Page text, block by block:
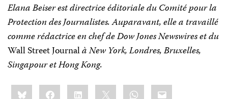
Elana Beiser est directrice éditoriale du Comité pour la
Protection des Journalistes. Auparavant, elle a travaillé
comme rédactrice en chef de Dow Jones Newswires et du
Wall Street Journalà New York, Londres, Bruxelles,
Singapour et Hong Kong.
Share
this:BlueskyFacebookLinkedIn WhatsApp
Email